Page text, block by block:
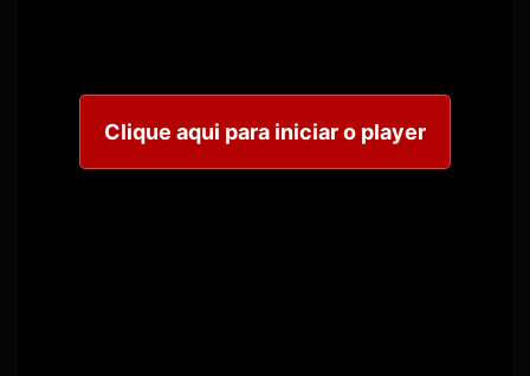
Clique aqui para iniciar o player